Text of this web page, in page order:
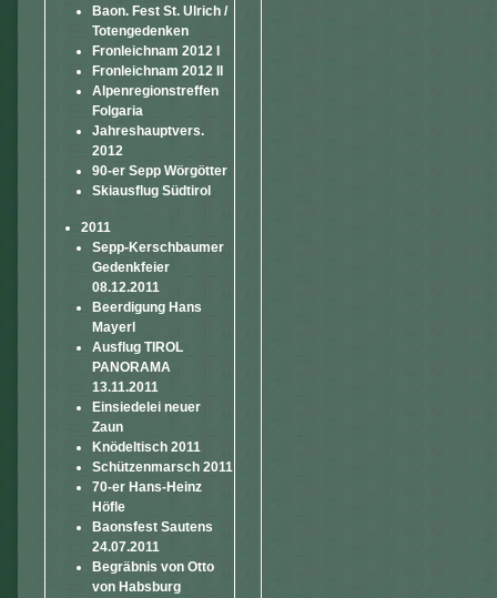
Baon. Fest St. Ulrich /
Totengedenken
Fronleichnam 2012 I
Fronleichnam 2012 II
Alpenregionstreffen
Folgaria
Jahreshauptvers.
2012
90-er Sepp Wörgötter
Skiausflug Südtirol
2011
Sepp-Kerschbaumer
Gedenkfeier
08.12.2011
Beerdigung Hans
Mayerl
Ausflug TIROL
PANORAMA
13.11.2011
Einsiedelei neuer
Zaun
Knödeltisch 2011
Schützenmarsch 2011
70-er Hans-Heinz
Höfle
Baonsfest Sautens
24.07.2011
Begräbnis von Otto
von Habsburg